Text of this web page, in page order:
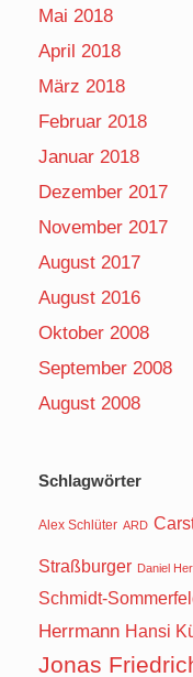
Mai 2018
April 2018
März 2018
Februar 2018
Januar 2018
Dezember 2017
November 2017
August 2017
August 2016
Oktober 2008
September 2008
August 2008
Schlagwörter
Alex Schlüter ARD
Straßburger Daniel
Schmidt-
Herrmann Hansi
Jonas